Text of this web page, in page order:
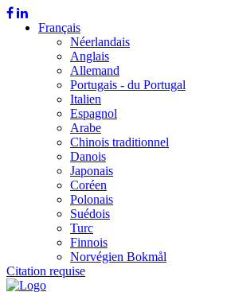
Français
Néerlandais
Anglais
Allemand
Portugais - du Portugal
Italien
Espagnol
Arabe
Chinois traditionnel
Danois
Japonais
Coréen
Polonais
Suédois
Turc
Finnois
Norvégien Bokmål
Citation requise